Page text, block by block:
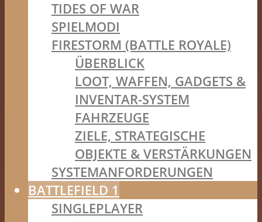
TIDES OF WAR
SPIELMODI
FIRESTORM (BATTLE ROYALE)
ÜBERBLICK
LOOT, WAFFEN, GADGETS &
INVENTAR-SYSTEM
FAHRZEUGE
ZIELE, STRATEGISCHE
OBJEKTE & VERSTÄRKUNGEN
SYSTEMANFORDERUNGEN
BATTLEFIELD 1
SINGLEPLAYER